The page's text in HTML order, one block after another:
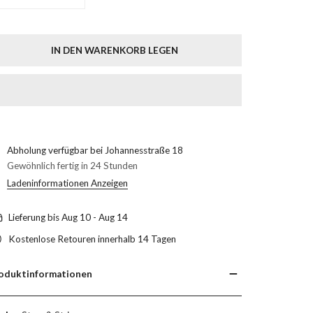
IN DEN WARENKORB LEGEN
Abholung verfügbar bei Johannesstraße 18
Gewöhnlich fertig in 24 Stunden
Ladeninformationen Anzeigen
Lieferung bisAug 10 - Aug 14
Kostenlose Retouren innerhalb 14 Tagen